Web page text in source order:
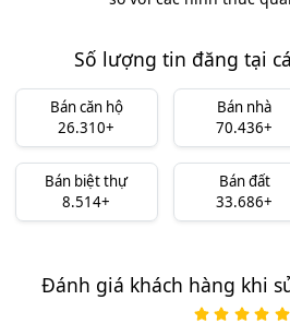
Số lượng tin đăng tại
Bán căn hộ
26.310+
Bán nhà
70.436+
Bán biệt thự
8.514+
Bán đất
33.686+
Đánh giá khách hàng khi